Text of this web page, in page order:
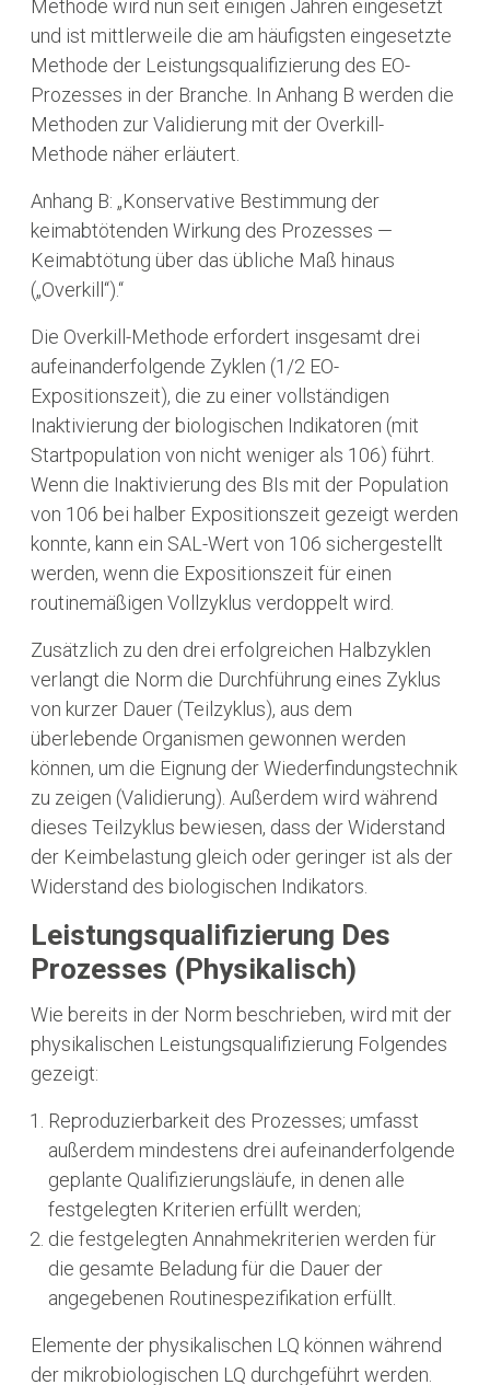
Methode wird nun seit einigen Jahren eingesetzt
und ist mittlerweile die am häufigsten eingesetzte
Methode der Leistungsqualifizierung des EO-
Prozesses in der Branche. In Anhang B werden die
Methoden zur Validierung mit der Overkill-
Methode näher erläutert.
Anhang B: „Konservative Bestimmung der
keimabtötenden Wirkung des Prozesses —
Keimabtötung über das übliche Maß hinaus
(„Overkill“).“
Die Overkill-Methode erfordert insgesamt drei
aufeinanderfolgende Zyklen (1/2 EO-
Expositionszeit), die zu einer vollständigen
Inaktivierung der biologischen Indikatoren (mit
Startpopulation von nicht weniger als 106) führt.
Wenn die Inaktivierung des BIs mit der Population
von 106 bei halber Expositionszeit gezeigt werden
konnte, kann ein SAL-Wert von 106 sichergestellt
werden, wenn die Expositionszeit für einen
routinemäßigen Vollzyklus verdoppelt wird.
Zusätzlich zu den drei erfolgreichen Halbzyklen
verlangt die Norm die Durchführung eines Zyklus
von kurzer Dauer (Teilzyklus), aus dem
überlebende Organismen gewonnen werden
können, um die Eignung der Wiederfindungstechnik
zu zeigen (Validierung). Außerdem wird während
dieses Teilzyklus bewiesen, dass der Widerstand
der Keimbelastung gleich oder geringer ist als der
Widerstand des biologischen Indikators.
Leistungsqualifizierung Des
Prozesses (physikalisch)
Wie bereits in der Norm beschrieben, wird mit der
physikalischen Leistungsqualifizierung Folgendes
gezeigt:
Reproduzierbarkeit des Prozesses; umfasst
außerdem mindestens drei aufeinanderfolgende
geplante Qualifizierungsläufe, in denen alle
festgelegten Kriterien erfüllt werden;
die festgelegten Annahmekriterien werden für
die gesamte Beladung für die Dauer der
angegebenen Routinespezifikation erfüllt.
Elemente der physikalischen LQ können während
der mikrobiologischen LQ durchgeführt werden.